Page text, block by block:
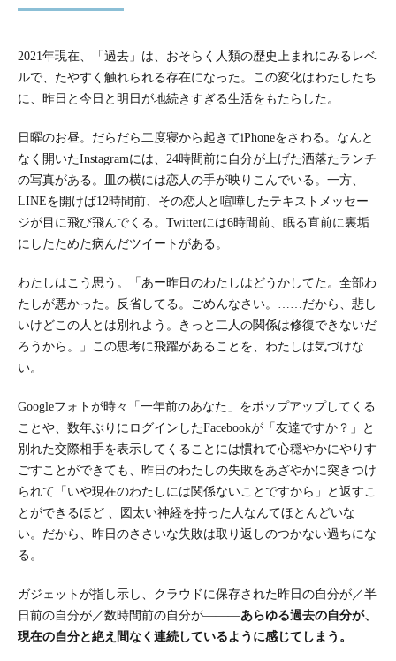
2021年現在、「過去」は、おそらく人類の歴史上まれにみるレベ
ルで、たやすく触れられる存在になった。この変化はわたしたち
に、昨日と今日と明日が地続きすぎる生活をもたらした。
日曜のお昼。だらだら二度寝から起きてiPhoneをさわる。なんと
なく開いたInstagramには、24時間前に自分が上げた洒落たランチ
の写真がある。皿の横には恋人の手が映りこんでいる。一方、
LINEを開けば12時間前、その恋人と喧嘩したテキストメッセー
ジが目に飛び飛んでくる。Twitterには6時間前、眠る直前に裏垢
にしたためた病んだツイートがある。
わたしはこう思う。「あー昨日のわたしはどうかしてた。全部わ
たしが悪かった。反省してる。ごめんなさい。……だから、悲し
いけどこの人とは別れよう。きっと二人の関係は修復できないだ
ろうから。」この思考に飛躍があることを、わたしは気づけな
い。
Googleフォトが時々「一年前のあなた」をポップアップしてくる
ことや、数年ぶりにログインしたFacebookが「友達ですか？」と
別れた交際相手を表示してくることには慣れて心穏やかにやりす
ごすことができても、昨日のわたしの失敗をあざやかに突きつけ
られて「いや現在のわたしには関係ないことですから」と返すこ
とができるほど 、図太い神経を持った人なんてほとんどいな
い。だから、昨日のささいな失敗は取り返しのつかない過ちにな
る。
ガジェットが指し示し、クラウドに保存された昨日の自分が／半
日前の自分が／数時間前の自分が―――あらゆる過去の自分が、
現在の自分と絶え間なく連続しているように感じてしまう。